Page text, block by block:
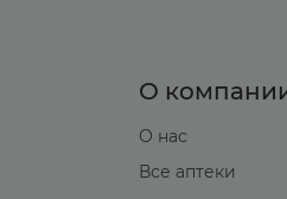
О
О нас
Все аптеки